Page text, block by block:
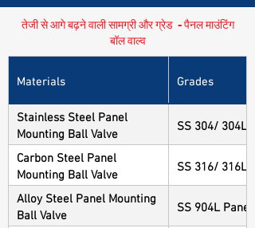
तेजी से आगे बढ़ने वाली सामग्री और ग्रेड - पैनल माउंटिंग
बॉल वाल्व
Materials Grades
Stainless Steel Panel
Mounting Ball Valve
SS 304/ 304L
Carbon Steel Panel
Mounting Ball Valve
SS 316/ 316L
Alloy Steel Panel Mounting
Ball Valve
SS 904L Panel